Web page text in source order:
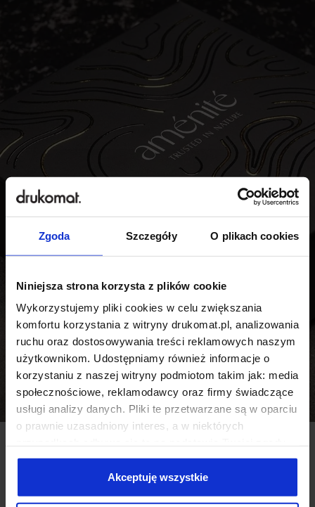
Zgoda Szczegóły O plikach cookies
Niniejsza strona korzysta z plików cookie
Wykorzystujemy pliki cookies w celu zwiększania
komfortu korzystania z witryny drukomat.pl, analizowania
ruchu oraz dostosowywania treści reklamowych naszym
użytkownikom. Udostępniamy również informacje o
korzystaniu z naszej witryny podmiotom takim jak: media
społecznościowe, reklamodawcy oraz firmy świadczące
usługi analizy danych. Pliki te przetwarzane są w oparciu
o prawnie uzasadniony interes, a w niektórych
Niektóre z plików cookies dostarczane i przetwarzane są
przez naszych zewnętrznych partnerów, z których listą
możesz zapoznać się poniżej. Klikając “Akceptuję
Akceptuję wszystkie
Dlaczego warto